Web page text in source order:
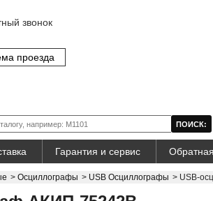
звонок
проезда
Гарантия и сервис
> Осциллографы > USB Осциллографы > USB-